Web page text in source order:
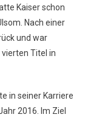
Kaiser schon
Nach einer
und war
Titel in
in seiner Karriere
2016. Im Ziel